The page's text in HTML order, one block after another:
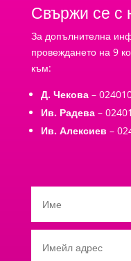
Свържи се с
За допълнителна
провеждането на 9
към:
Д. Чекова–
Ив. Радева–
Ив. Алексиев –